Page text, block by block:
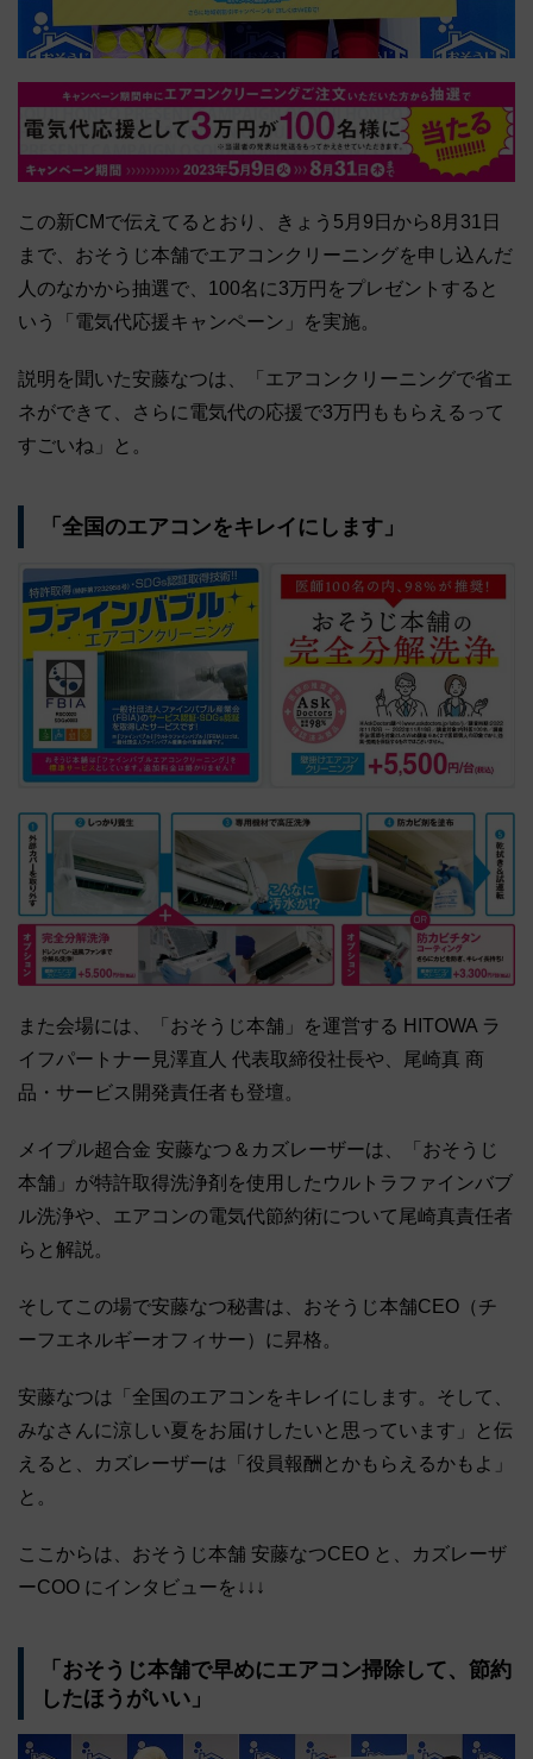
この新CMで伝えてるとおり、きょう5月9日から8月31日
まで、おそうじ本舗でエアコンクリーニングを申し込んだ
人のなかから抽選で、100名に3万円をプレゼントすると
いう「電気代応援キャンペーン」を実施。
説明を聞いた安藤なつは、「エアコンクリーニングで省エ
ネができて、さらに電気代の応援で3万円ももらえるって
すごいね」と。
「全国のエアコンをキレイにします」
また会場には、「おそうじ本舗」を運営する HITOWA ラ
イフパートナー見澤直人 代表取締役社長や、尾崎真 商
品・サービス開発責任者も登壇。
メイプル超合金 安藤なつ＆カズレーザーは、「おそうじ
本舗」が特許取得洗浄剤を使用したウルトラファインバブ
ル洗浄や、エアコンの電気代節約術について尾崎真責任者
らと解説。
そしてこの場で安藤なつ秘書は、おそうじ本舗CEO（チ
ーフエネルギーオフィサー）に昇格。
安藤なつは「全国のエアコンをキレイにします。そして、
みなさんに涼しい夏をお届けしたいと思っています」と伝
えると、カズレーザーは「役員報酬とかもらえるかもよ」
と。
ここからは、おそうじ本舗 安藤なつCEO と、カズレーザ
ーCOO にインタビューを↓↓↓
「おそうじ本舗で早めにエアコン掃除して、節約
したほうがいい」